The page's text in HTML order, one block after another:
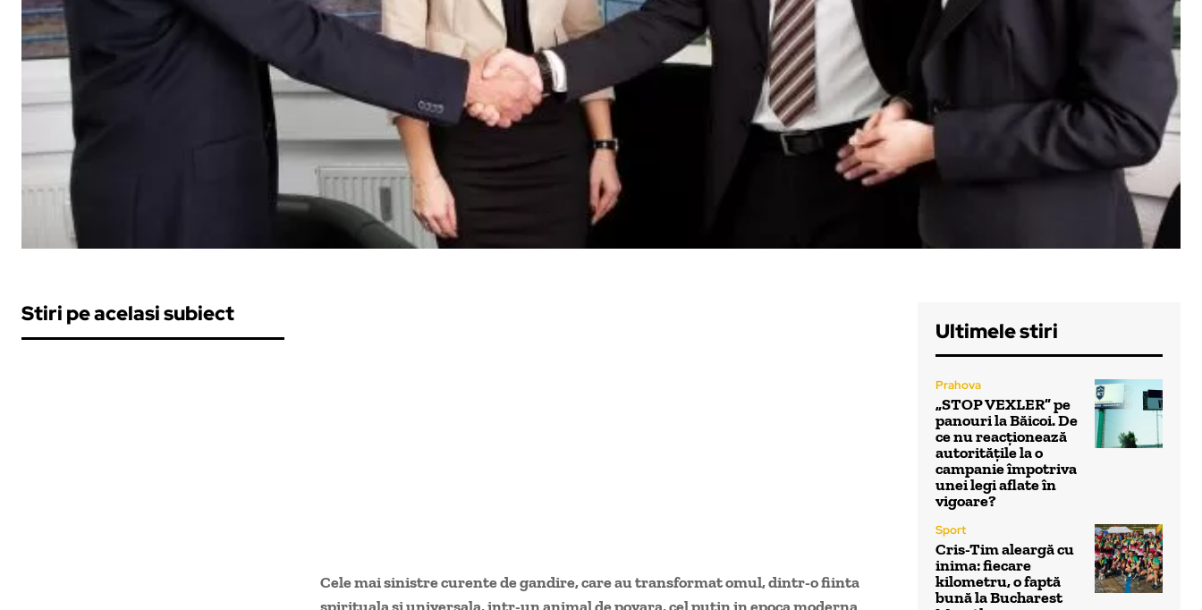
Stiri pe acelasi subiect
Cele mai sinistre curente de gandire, care au transformat omul, dintr-o fiinta
Ultimele stiri
Prahova
„STOP VEXLER” pe
panouri la Băicoi. De
ce nu reacționează
autoritățile la o
campanie împotriva
unei legi aflate în
vigoare?
Sport
Cris-Tim aleargă cu
inima: fiecare
kilometru, o faptă
bună la Bucharest